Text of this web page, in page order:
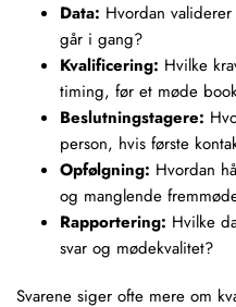
Data: Hvordan
går i gang?
Kvalificering: Hvilke
timing, før et møde
Beslutningstagere:
person, hvis første
Opfølgning: Hvordan
og manglende
Rapportering: Hvilke
svar og mødekvalitet?
Svarene siger ofte mere om